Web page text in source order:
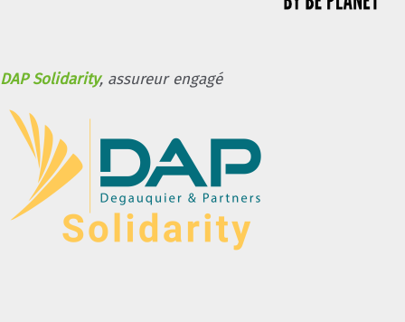
DAP Solidarity, assureur engagé